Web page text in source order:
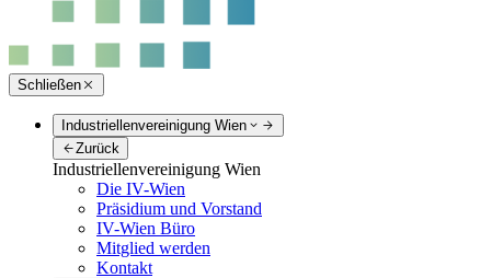
Schließen
Industriellenvereinigung Wien
Zurück
Industriellenvereinigung Wien
Die IV-Wien
Präsidium und Vorstand
IV-Wien Büro
Mitglied werden
Kontakt